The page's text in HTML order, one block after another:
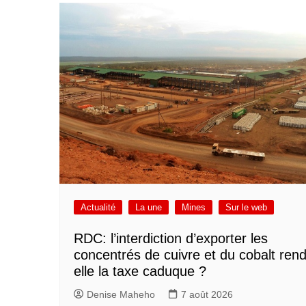
Actualité La une Mines Sur le web
RDC: l’interdiction d’exporter les
concentrés de cuivre et du cobalt
elle la taxe caduque ?
Denise Maheho 7 août 2026